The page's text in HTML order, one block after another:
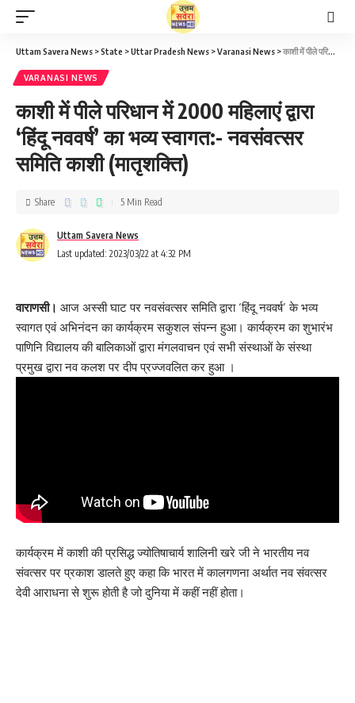
Uttam Savera News >State >Uttar Pradesh News >Varanasi News >काशी में पीले परिधान में 2000 महिलाएं द्वारा ‘हिंदू नववर्ष’ का भव्य स्वागत:- नवसंवत्सर समिति काशी (मातृशक्ति)
VARANASI NEWS
काशी में पीले परिधान में 2000 महिलाएं द्वारा
‘हिंदू नववर्ष’ का भव्य स्वागत:- नवसंवत्सर
समिति काशी (मातृशक्ति)
Last updated: 2023/03/22 at 4:32 PM
Uttam Savera News
Share 5 Min Read
वाराणसी। आज अस्सी घाट पर नवसंवत्सर समिति द्वारा ‘हिंदू नववर्ष’ के भव्य
स्वागत एवं अभिनंदन का कार्यक्रम सकुशल संपन्न हुआ। कार्यक्रम का शुभारंभ
पाणिनि विद्यालय की बालिकाओं द्वारा मंगलवाचन एवं सभी संस्थाओं के संस्था
प्रमुख द्वारा नव कलश पर दीप प्रज्जवलित कर हुआ ।
कार्यक्रम में काशी की प्रसिद्ध ज्योतिषाचार्य शालिनी खरे जी ने भारतीय नव
संवत्सर पर प्रकाश डालते हुए कहा कि भारत में कालगणना अर्थात नव संवत्सर
देवी आराधना से शुरू होती है जो दुनिया में कहीं नहीं होता।